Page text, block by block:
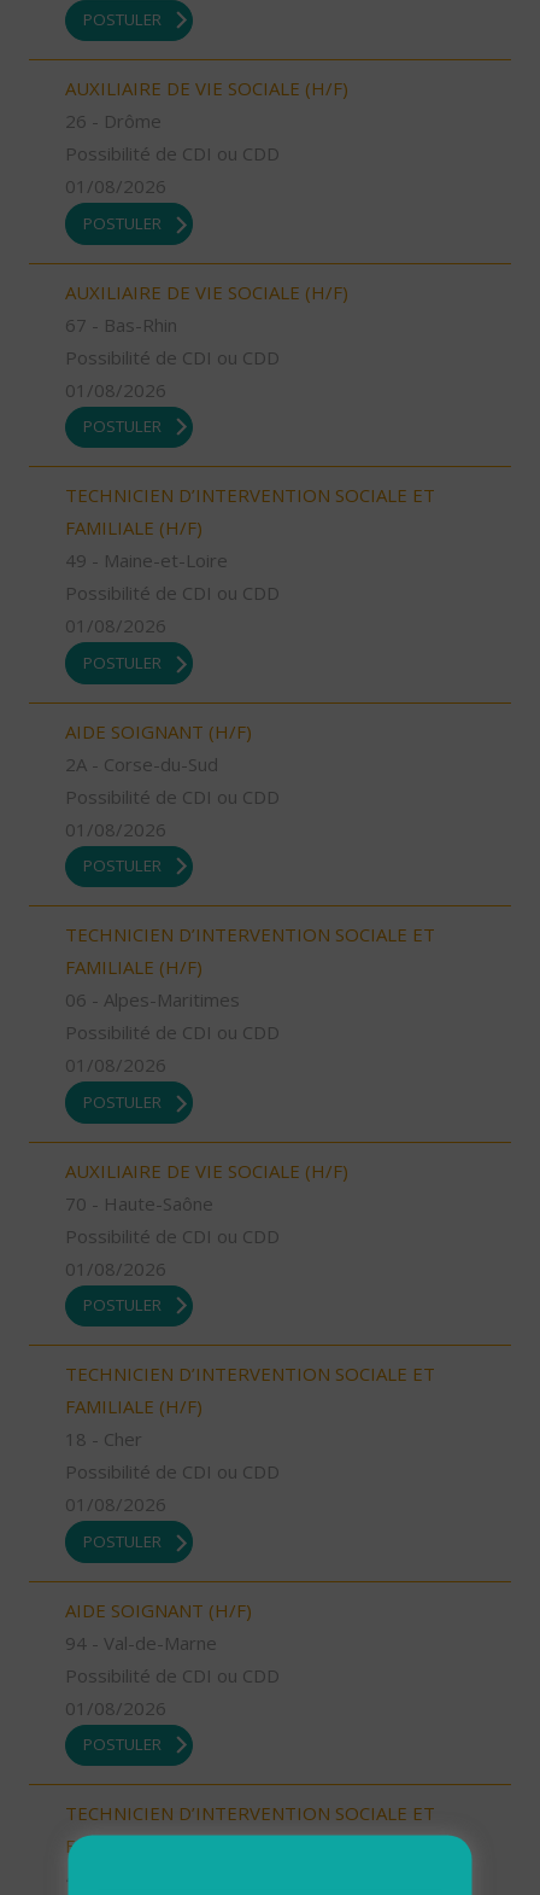
POSTULER
AUXILIAIRE DE VIE SOCIALE (H/F)
26 - Drôme
Possibilité de CDI ou CDD
01/08/2026
POSTULER
AUXILIAIRE DE VIE SOCIALE (H/F)
67 - Bas-Rhin
Possibilité de CDI ou CDD
01/08/2026
POSTULER
TECHNICIEN D’INTERVENTION SOCIALE ET
FAMILIALE (H/F)
49 - Maine-et-Loire
Possibilité de CDI ou CDD
01/08/2026
POSTULER
AIDE SOIGNANT (H/F)
2A - Corse-du-Sud
Possibilité de CDI ou CDD
01/08/2026
POSTULER
TECHNICIEN D’INTERVENTION SOCIALE ET
FAMILIALE (H/F)
06 - Alpes-Maritimes
Possibilité de CDI ou CDD
01/08/2026
POSTULER
AUXILIAIRE DE VIE SOCIALE (H/F)
70 - Haute-Saône
Possibilité de CDI ou CDD
01/08/2026
POSTULER
TECHNICIEN D’INTERVENTION SOCIALE ET
FAMILIALE (H/F)
18 - Cher
Possibilité de CDI ou CDD
01/08/2026
POSTULER
AIDE SOIGNANT (H/F)
94 - Val-de-Marne
Possibilité de CDI ou CDD
01/08/2026
POSTULER
TECHNICIEN D’INTERVENTION SOCIALE ET
FAMILIALE (H/F)